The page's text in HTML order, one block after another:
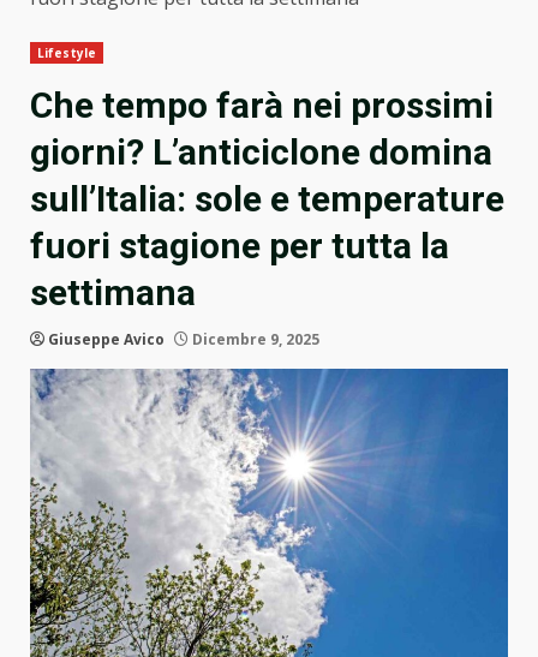
Lifestyle
Che tempo farà nei prossimi
giorni? L’anticiclone domina
sull’Italia: sole e temperature
fuori stagione per tutta la
settimana
Giuseppe Avico Dicembre 9, 2025